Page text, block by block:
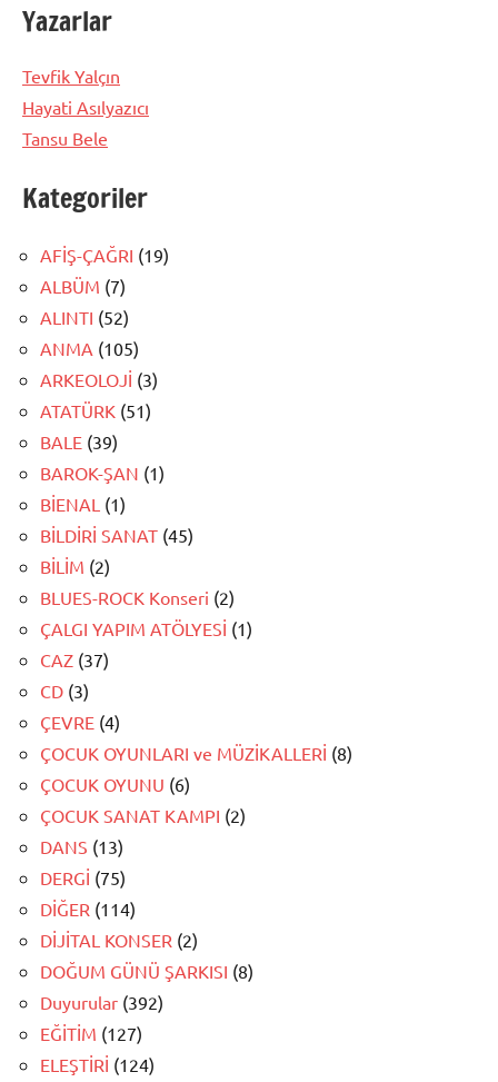
Yazarlar
Tevfik Yalçın
Hayati Asılyazıcı
Tansu Bele
Kategoriler
AFİŞ-ÇAĞRI (19)
ALBÜM (7)
ALINTI (52)
ANMA (105)
ARKEOLOJİ (3)
ATATÜRK (51)
BALE (39)
BAROK-ŞAN (1)
BİENAL (1)
BİLDİRİ SANAT (45)
BİLİM (2)
BLUES-ROCK Konseri (2)
ÇALGI YAPIM ATÖLYESİ (1)
CAZ (37)
CD (3)
ÇEVRE (4)
ÇOCUK OYUNLARI ve MÜZİKALLERİ (8)
ÇOCUK OYUNU (6)
ÇOCUK SANAT KAMPI (2)
DANS (13)
DERGİ (75)
DİĞER (114)
DİJİTAL KONSER (2)
DOĞUM GÜNÜ ŞARKISI (8)
Duyurular (392)
EĞİTİM (127)
ELEŞTİRİ (124)